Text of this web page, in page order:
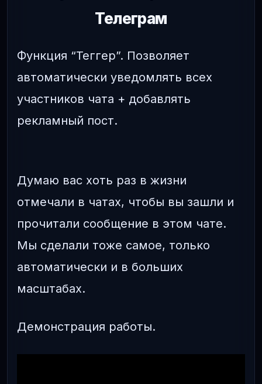
Телеграм
Функция “Теггер”. Позволяет
автоматически уведомлять всех
участников чата + добавлять
рекламный пост.
Думаю вас хоть раз в жизни
отмечали в чатах, чтобы вы зашли и
прочитали сообщение в этом чате.
Мы сделали тоже самое, только
автоматически и в больших
масштабах.
Демонстрация работы.